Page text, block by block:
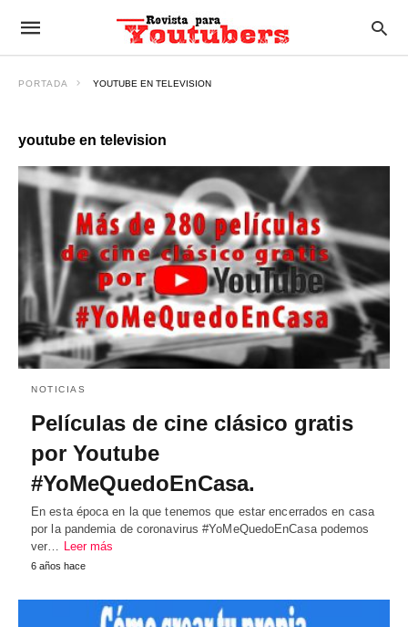
PORTADA YOUTUBE EN TELEVISION
youtube en television
NOTICIAS
Películas de cine clásico gratis
por Youtube
#YoMeQuedoEnCasa.
En esta época en la que tenemos que estar encerrados en casa
por la pandemia de coronavirus #YoMeQuedoEnCasa podemos
ver… Leer más
6 años hace